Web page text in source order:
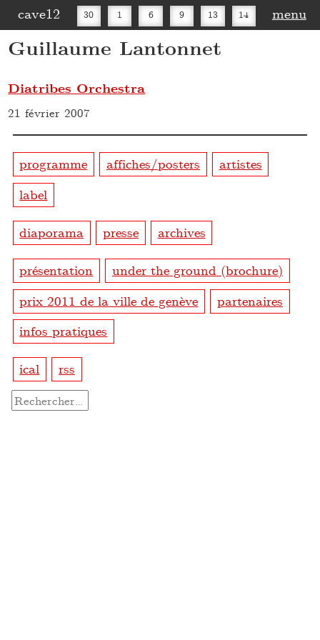
cave12 30 1 6 9 13 14
20
menu
Guillaume Lantonnet
Diatribes Orchestra
21 février 2007
programme affiches/posters
artistes
label
diaporama presse archives
présentation
under the ground (brochure)
prix 2011 de la ville de genève
partenaires
infos pratiques
ical rss
Rechercher :